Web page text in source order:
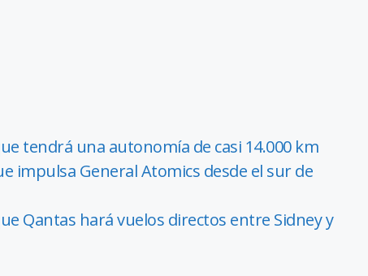
tendrá una autonomía de casi 14.000 km
impulsa General Atomics desde el sur de
Qantas hará vuelos directos entre Sidney y